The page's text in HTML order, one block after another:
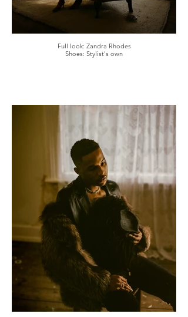
Full look: Zandra Rhodes
Shoes: Stylist's own